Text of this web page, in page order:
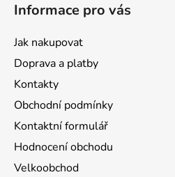
Informace pro vás
Jak nakupovat
Doprava a platby
Kontakty
Obchodní podmínky
Kontaktní formulář
Hodnocení obchodu
Velkoobchod